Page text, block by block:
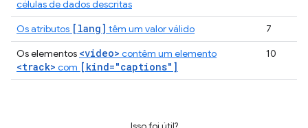
células de dados descritas
Os atributos [lang] têm um valor válido
7
Os elementos <video> contêm um elemento
<track> com [kind="captions"]
10